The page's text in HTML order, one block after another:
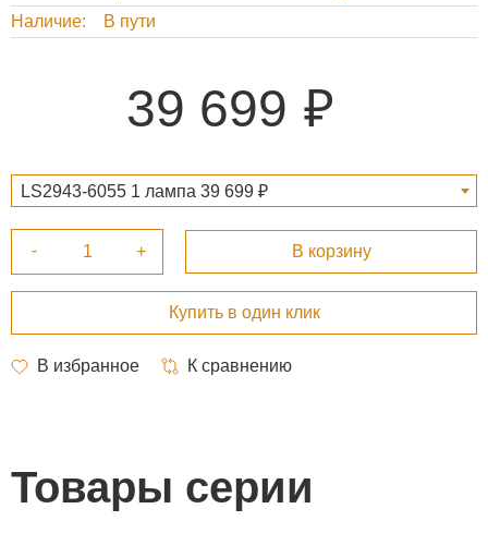
Наличие
В пути
39 699
LS2943-6055 1 лампа 39 699 ₽
Товары серии